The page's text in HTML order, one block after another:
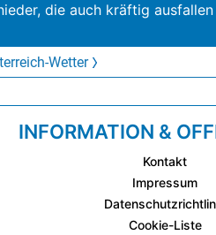
die auch kräftig ausfallen
Wetter
INFORMATION &
Kontakt
Impressum
Cookie-Liste